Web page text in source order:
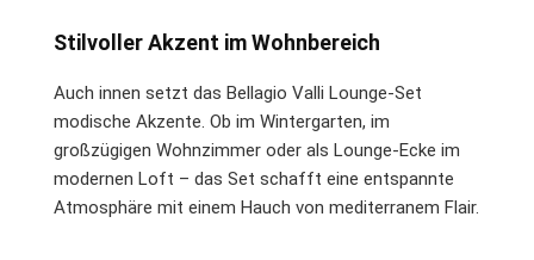
Stilvoller Akzent im Wohnbereich
Auch innen setzt das Bellagio Valli Lounge-Set
modische Akzente. Ob im Wintergarten, im
großzügigen Wohnzimmer oder als Lounge-Ecke im
modernen Loft – das Set schafft eine entspannte
Atmosphäre mit einem Hauch von mediterranem Flair.